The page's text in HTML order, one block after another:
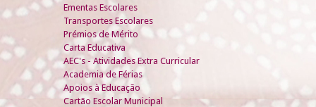
Ementas Escolares
Transportes Escolares
Prémios de Mérito
Carta Educativa
AEC's - Atividades Extra Curricular
Academia de Férias
Apoios à Educação
Cartão Escolar Municipal